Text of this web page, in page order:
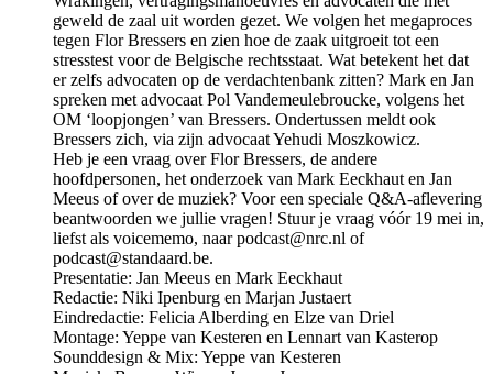
geweld de zaal uit worden gezet. We volgen het megaproces
tegen Flor Bressers en zien hoe de zaak uitgroeit tot een
stresstest voor de Belgische rechtsstaat. Wat betekent het dat
er zelfs advocaten op de verdachtenbank zitten? Mark en Jan
spreken met advocaat Pol Vandemeulebroucke, volgens het
OM ‘loopjongen’ van Bressers. Ondertussen meldt ook
Bressers zich, via zijn advocaat Yehudi Moszkowicz.
Heb je een vraag over Flor Bressers, de andere
hoofdpersonen, het onderzoek van Mark Eeckhaut en Jan
Meeus of over de muziek? Voor een speciale Q&A-aflevering
beantwoorden we jullie vragen! Stuur je vraag vóór 19 mei in,
liefst als voicememo, naar podcast@nrc.nl of
podcast@standaard.be.
Presentatie: Jan Meeus en Mark Eeckhaut
Redactie: Niki Ipenburg en Marjan Justaert
Eindredactie: Felicia Alberding en Elze van Driel
Montage: Yeppe van Kesteren en Lennart van Kasterop
Sounddesign & Mix: Yeppe van Kesteren